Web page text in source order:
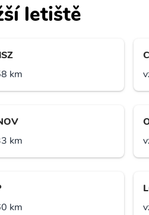
letiště
km
km
km